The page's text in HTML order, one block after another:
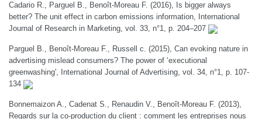
Cadario R., Parguel B., Benoît-Moreau F. (2016), Is bigger always
better? The unit effect in carbon emissions information, International
Journal of Research in Marketing, vol. 33, n°1, p. 204–207
Parguel B., Benoît-Moreau F., Russell c. (2015), Can evoking nature in
advertising mislead consumers? The power of ‘executional
greenwashing', International Journal of Advertising, vol. 34, n°1, p. 107-
134
Bonnemaizon A., Cadenat S., Renaudin V., Benoît-Moreau F. (2013),
Regards sur la co-production du client : comment les entreprises nous